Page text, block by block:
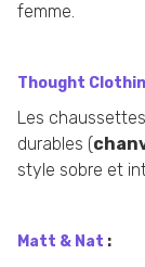
femme.
Thought
Les
durables (
style sobre et
Matt & Nat :